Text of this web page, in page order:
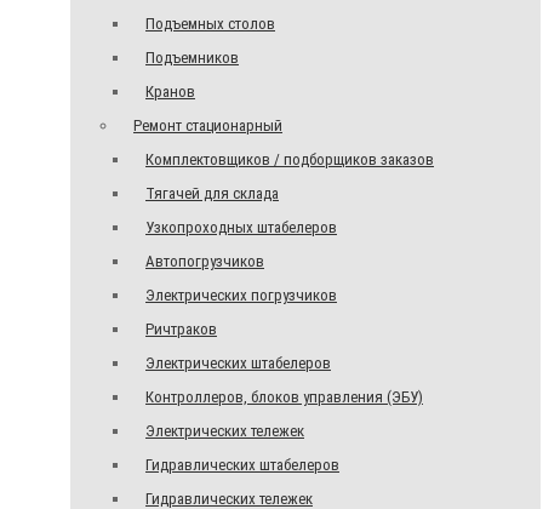
Подъемных столов
Подъемников
Кранов
Ремонт стационарный
Комплектовщиков / подборщиков заказов
Тягачей для склада
Узкопроходных штабелеров
Автопогрузчиков
Электрических погрузчиков
Ричтраков
Электрических штабелеров
Контроллеров, блоков управления (ЭБУ)
Электрических тележек
Гидравлических штабелеров
Гидравлических тележек